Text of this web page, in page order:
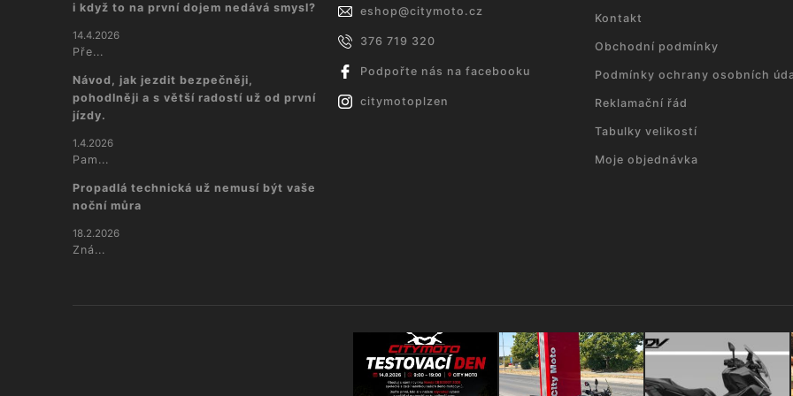
i když to na první dojem nedává smysl?
14.4.2026
Pře...
Návod, jak jezdit bezpečněji,
pohodlněji a s větší radostí už od první
jízdy.
1.4.2026
Pam...
Propadlá technická už nemusí být vaše
noční můra
18.2.2026
Zná...
eshop@citymoto.cz
376 719 320
Podpořte nás na facebooku
citymotoplzen
Kontakt
Obchodní podmínky
Podmínky ochrany osobních
Reklamační řád
Tabulky velikostí
Moje objednávka